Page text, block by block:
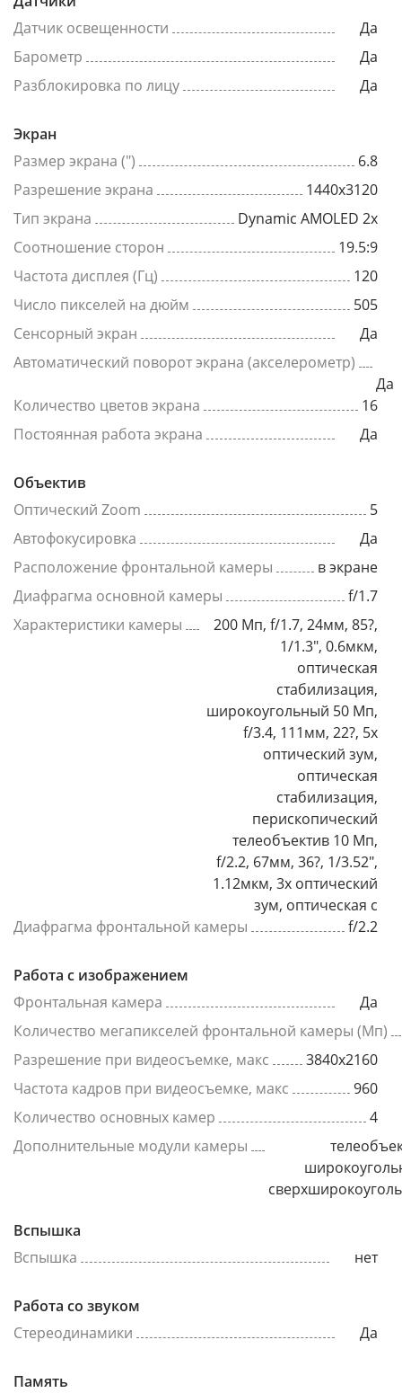
Датчик освещенности
Да
Барометр
Да
Разблокировка по лицу
Да
Экран
Размер экрана (")
6.8
Разрешение экрана
1440x3120
Тип экрана
Dynamic AMOLED 2x
Соотношение сторон
19.5:9
Частота дисплея (Гц)
120
Число пикселей на дюйм
505
Сенсорный экран
Да
Автоматический поворот экрана (акселерометр)
Да
Количество цветов экрана
16
Постоянная работа экрана
Да
Объектив
Оптический Zoom
5
Автофокусировка
Да
Расположение фронтальной камеры
в экране
Диафрагма основной камеры
f/1.7
Характеристики камеры
200 Мп, f/1.7, 24мм, 85?,
1/1.3", 0.6мкм,
оптическая
стабилизация,
широкоугольный 50 Мп,
f/3.4, 111мм, 22?, 5x
оптический зум,
оптическая
стабилизация,
перископический
телеобъектив 10 Мп,
f/2.2, 67мм, 36?, 1/3.52",
1.12мкм, 3x оптический
зум, оптическая с
Диафрагма фронтальной камеры
f/2.2
Работа с изображением
Фронтальная камера
Да
Количество мегапикселей фронтальной камеры (Мп)
Разрешение при видеосъемке, макс
3840x2160
Частота кадров при видеосъемке, макс
960
Количество основных камер
4
Дополнительные модули камеры
Вспышка
Вспышка
нет
Работа со звуком
Стереодинамики
Да
Память